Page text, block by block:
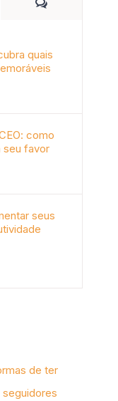
quais
como
seu favor
seus
de ter